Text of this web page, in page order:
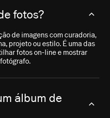
fotos?
de imagens com curadoria,
projeto ou estilo. É uma das
fotos on-line e mostrar
álbum de